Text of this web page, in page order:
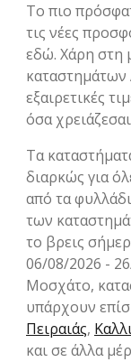
Το πιο
τις νέες
εδώ. Χάρη στη
καταστημάτων
εξαιρετικές
όσα
Τα
διαρκώς για
από τα
των
το βρεις
06/08/2026 -
Μοσχάτο,
υπάρχουν
Πειραιάς,
και σε άλλα